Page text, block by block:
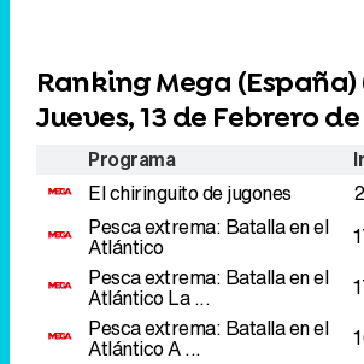
Ranking Mega (España)
Jueves, 13 de Febrero
Programa
El chiringuito de jugones
Pesca extrema: Batalla en el
Atlántico
Pesca extrema: Batalla en el
AtlánticoLa ...
Pesca extrema: Batalla en el
AtlánticoA ...